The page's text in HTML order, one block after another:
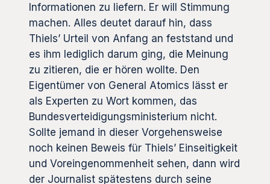
Informationen zu liefern. Er will Stimmung
machen. Alles deutet darauf hin, dass
Thiels’ Urteil von Anfang an feststand und
es ihm lediglich darum ging, die Meinung
zu zitieren, die er hören wollte. Den
Eigentümer von General Atomics lässt er
als Experten zu Wort kommen, das
Bundesverteidigungsministerium nicht.
Sollte jemand in dieser Vorgehensweise
noch keinen Beweis für Thiels’ Einseitigkeit
und Voreingenommenheit sehen, dann wird
der Journalist spätestens durch seine